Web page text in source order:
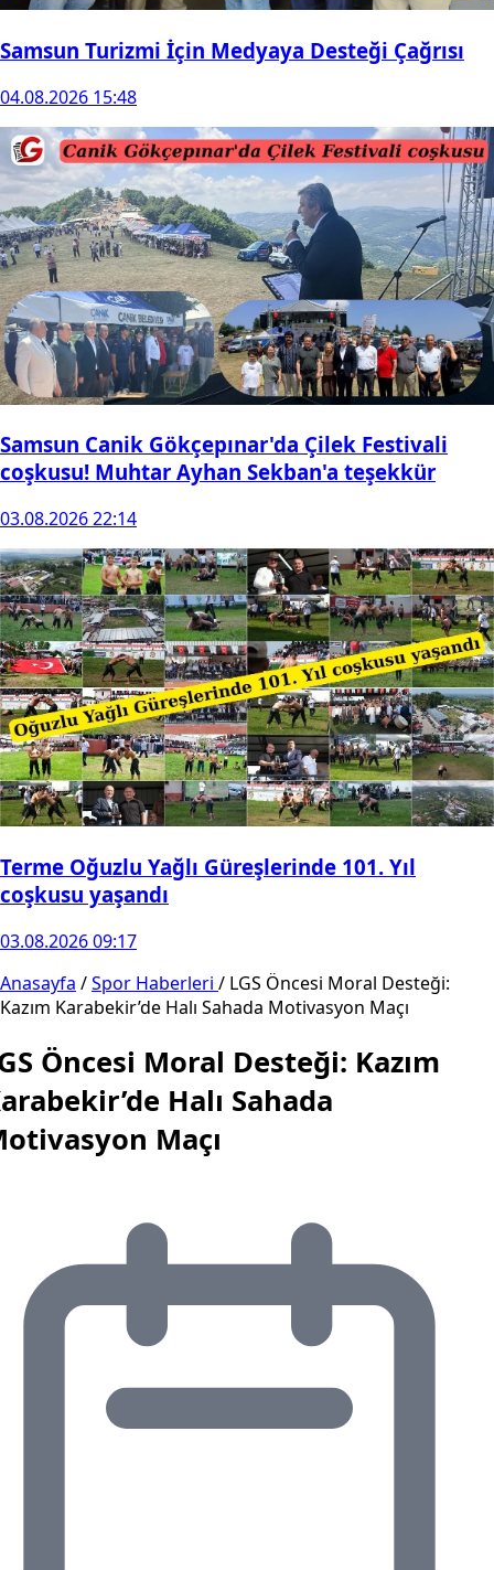
Samsun Turizmi İçin Medyaya Desteği Çağrısı
04.08.2026 15:48
Samsun Canik Gökçepınar'da Çilek Festivali
coşkusu! Muhtar Ayhan Sekban'a teşekkür
03.08.2026 22:14
Terme Oğuzlu Yağlı Güreşlerinde 101. Yıl
coşkusu yaşandı
03.08.2026 09:17
Anasayfa /Spor Haberleri / LGS Öncesi Moral Desteği:
Kazım Karabekir’de Halı Sahada Motivasyon Maçı
Öncesi Moral Desteği: Kazım
Halı Sahada
Maçı